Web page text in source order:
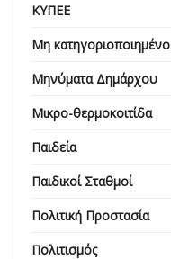
ΚΥΠΕΕ
Μη κατηγοριοποιημένο
Μηνύματα Δημάρχου
Μικρο-θερμοκοιτίδα
Παιδεία
Παιδικοί Σταθμοί
Πολιτική Προστασία
Πολιτισμός